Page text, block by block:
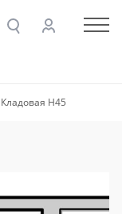
Кладовая Н45